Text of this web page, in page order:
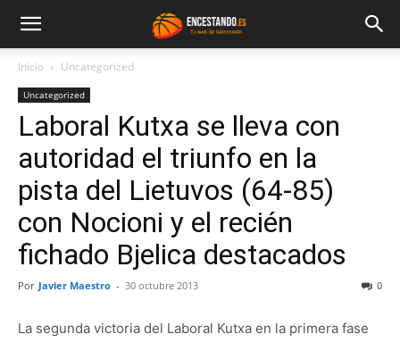
Inicio Uncategorized
Uncategorized
Laboral Kutxa se lleva con
autoridad el triunfo en la
pista del Lietuvos (64-85)
con Nocioni y el recién
fichado Bjelica destacados
Por Javier Maestro - 30 octubre 2013 0
La segunda victoria del Laboral Kutxa en la primera fase